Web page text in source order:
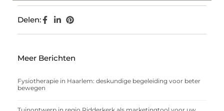
Delen:
Meer Berichten
Fysiotherapie in Haarlem: deskundige begeleiding voor beter
bewegen